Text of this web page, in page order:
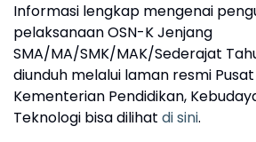
Informasi lengkap mengenai
pelaksanaan OSN-K Jenjang
SMA/MA/SMK/MAK/Sederajat
diunduh melalui laman resmi
Kementerian Pendidikan,
Teknologi bisa dilihat di sini.